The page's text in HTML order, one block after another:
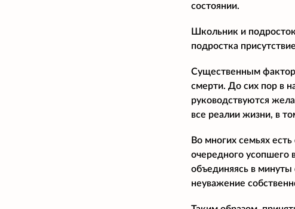
состоянии.
Школьник и
подростка
Существенным
смерти. До сих пор в
руководствуются
все реалии жизни, в
Во многих семьях
очередного усопшего
объединяясь в
неуважение